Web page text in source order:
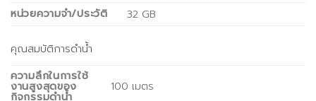
หน่วยความจำ/ประวัติ
32 GB
คุณสมบัติการดำน้ำ
ความลึกในการใช้
งานสูงสุดของ
กิจกรรมดำน้ำ
100 เมตร